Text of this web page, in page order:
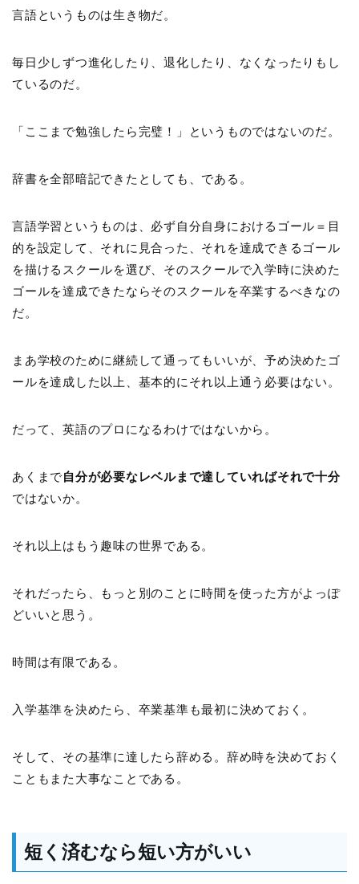
言語というものは生き物だ。
毎日少しずつ進化したり、退化したり、なくなったりもし
ているのだ。
「ここまで勉強したら完璧！」というものではないのだ。
辞書を全部暗記できたとしても、である。
言語学習というものは、必ず自分自身におけるゴール＝目
的を設定して、それに見合った、それを達成できるゴール
を描けるスクールを選び、そのスクールで入学時に決めた
ゴールを達成できたならそのスクールを卒業するべきなの
だ。
まあ学校のために継続して通ってもいいが、予め決めたゴ
ールを達成した以上、基本的にそれ以上通う必要はない。
だって、英語のプロになるわけではないから。
あくまで自分が必要なレベルまで達していればそれで十分
ではないか。
それ以上はもう趣味の世界である。
それだったら、もっと別のことに時間を使った方がよっぽ
どいいと思う。
時間は有限である。
入学基準を決めたら、卒業基準も最初に決めておく。
そして、その基準に達したら辞める。辞め時を決めておく
こともまた大事なことである。
短く済むなら短い方がいい